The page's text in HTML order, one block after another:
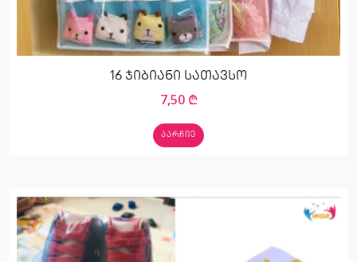
16 ჯიბიანი სათავსო
7,50 ₾
ᲐᲐᲠᲩᲘᲔ